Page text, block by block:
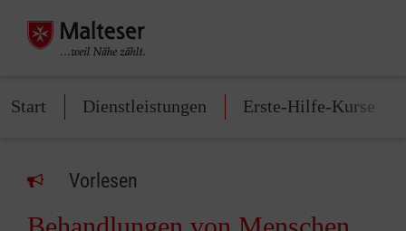
Start Dienstleistungen Erste-Hilfe-Kurse
Vorlesen